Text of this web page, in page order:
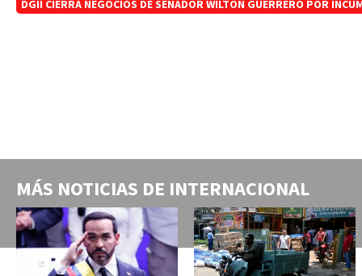
DGII CIERRA NEGOCIOS DE SENADOR WILTON GUERRERO POR
MÁS NOTICIAS DE INTERNACIONAL